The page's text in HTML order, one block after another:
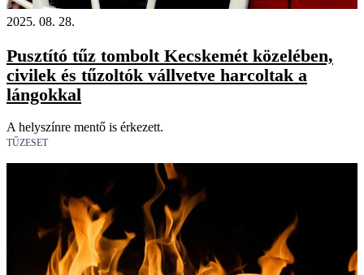
2025. 08. 28.
Pusztító tűz tombolt Kecskemét közelében,
civilek és tűzoltók vállvetve harcoltak a
lángokkal
A helyszínre mentő is érkezett.
TŰZESET